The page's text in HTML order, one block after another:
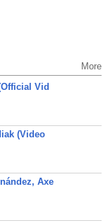
More
Vid
(Video
Axe